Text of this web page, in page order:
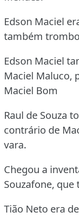
Edson Maciel
também
Edson Maciel
Maciel Maluco,
Maciel Bom
Raul de Souza
contrário de
vara.
Chegou a
Souzafone,
Tião Neto era